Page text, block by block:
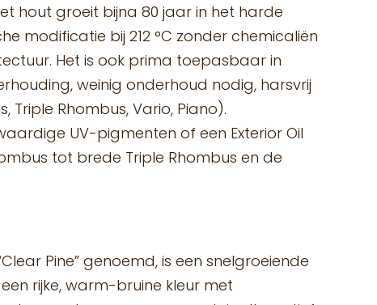
hout groeit bijna 80 jaar in het harde
modificatie bij 212 °C zonder chemicaliën
Het is ook prima toepasbaar in
weinig onderhoud nodig, harsvrij
Rhombus, Vario, Piano).
UV-pigmenten of een Exterior Oil
tot brede Triple Rhombus en de
Pine” genoemd, is een snelgroeiende
rijke, warm-bruine kleur met